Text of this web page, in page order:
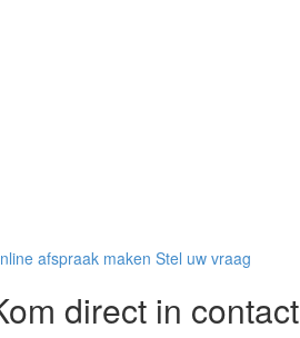
afspraak maken Stel uw vraag
direct in contact